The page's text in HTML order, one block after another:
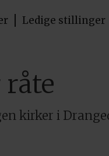
Ledige stillinger
kirker i